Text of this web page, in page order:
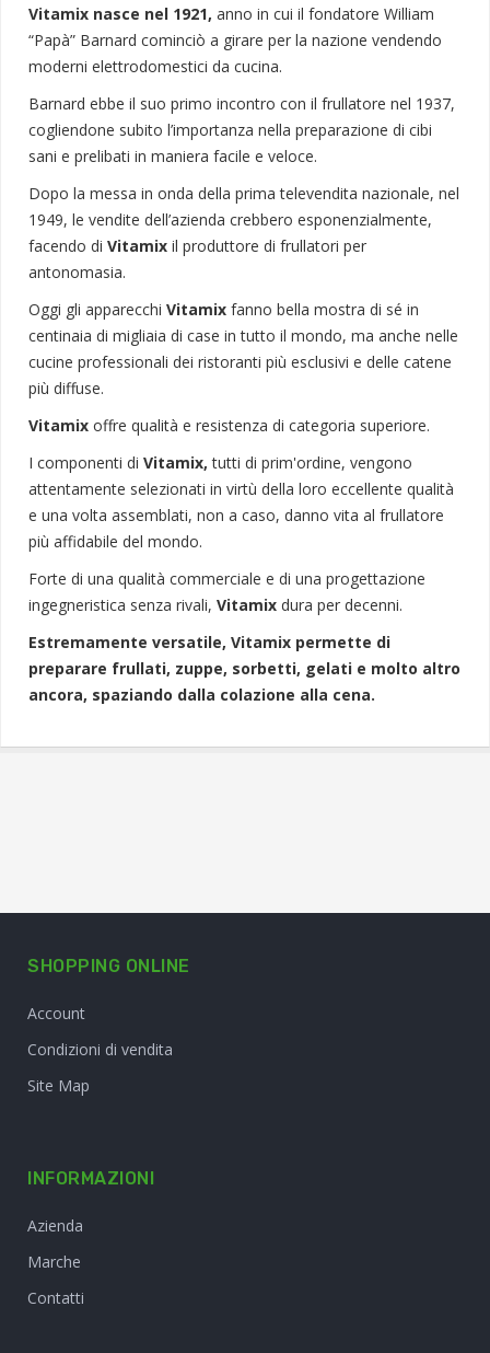
Vitamix nasce nel 1921, anno in cui il fondatore William
“Papà” Barnard cominciò a girare per la nazione vendendo
moderni elettrodomestici da cucina.
Barnard ebbe il suo primo incontro con il frullatore nel 1937,
cogliendone subito l’importanza nella preparazione di cibi
sani e prelibati in maniera facile e veloce.
Dopo la messa in onda della prima televendita nazionale, nel
1949, le vendite dell’azienda crebbero esponenzialmente,
facendo di Vitamix il produttore di frullatori per
antonomasia.
Oggi gli apparecchi Vitamix fanno bella mostra di sé in
centinaia di migliaia di case in tutto il mondo, ma anche nelle
cucine professionali dei ristoranti più esclusivi e delle catene
più diffuse.
Vitamix offre qualità e resistenza di categoria superiore.
I componenti di Vitamix, tutti di prim'ordine, vengono
attentamente selezionati in virtù della loro eccellente qualità
e una volta assemblati, non a caso, danno vita al frullatore
più affidabile del mondo.
Forte di una qualità commerciale e di una progettazione
ingegneristica senza rivali, Vitamix dura per decenni.
Estremamente versatile, Vitamix permette di
preparare frullati, zuppe, sorbetti, gelati e molto altro
ancora, spaziando dalla colazione alla cena.
SHOPPING ONLINE
Account
Condizioni di vendita
Site Map
INFORMAZIONI
Azienda
Marche
Contatti